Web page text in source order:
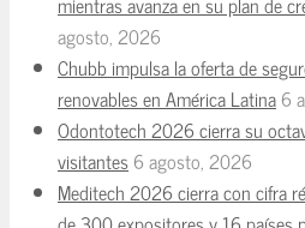
agosto, 2026
Chubb impulsa la oferta de
renovables en América Latina6
Odontotech 2026 cierra su
visitantes6 agosto, 2026
Meditech 2026 cierra con cifra